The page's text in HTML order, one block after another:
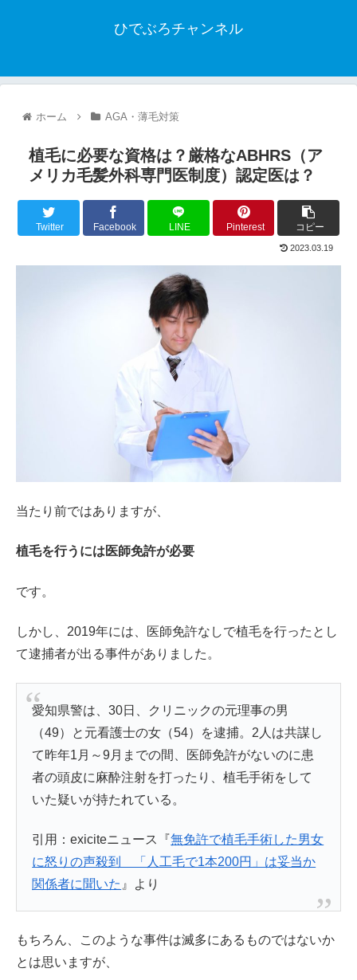
ひでぶろチャンネル
ホーム AGA・薄毛対策
植毛に必要な資格は？厳格なABHRS（ア
メリカ毛髪外科専門医制度）認定医は？
Twitter Facebook LINE Pinterest コピー
2023.03.19
当たり前ではありますが、
植毛を行うには医師免許が必要
です。
しかし、2019年には、医師免許なしで植毛を行ったとし
て逮捕者が出る事件がありました。
愛知県警は、30日、クリニックの元理事の男
（49）と元看護士の女（54）を逮捕。2人は共謀し
て昨年1月～9月までの間、医師免許がないのに患
者の頭皮に麻酔注射を打ったり、植毛手術をして
いた疑いが持たれている。
引用：exiciteニュース『無免許で植毛手術した男女
に怒りの声殺到 「人工毛で1本200円」は妥当か
関係者に聞いた 』より
もちろん、このような事件は滅多にあるものではないか
とは思いますが、